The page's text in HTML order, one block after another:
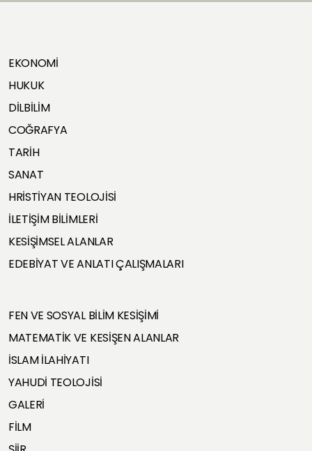
EKONOMİ
HUKUK
DİLBİLİM
COĞRAFYA
TARİH
SANAT
HRİSTİYAN TEOLOJİSİ
İLETİŞİM BİLİMLERİ
KESİŞİMSEL ALANLAR
EDEBİYAT VE ANLATI ÇALIŞMALARI
FEN VE SOSYAL BİLİM KESİŞİMİ
MATEMATİK VE KESİŞEN ALANLAR
İSLAM İLAHİYATI
YAHUDİ TEOLOJİSİ
GALERİ
FİLM